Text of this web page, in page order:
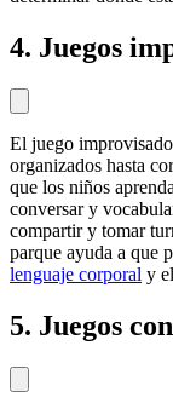
4. Juegos
El juego
organizados hasta
que los niños
conversar y
compartir y tomar
parque ayuda a que
lenguaje corporal y el
5. Juegos